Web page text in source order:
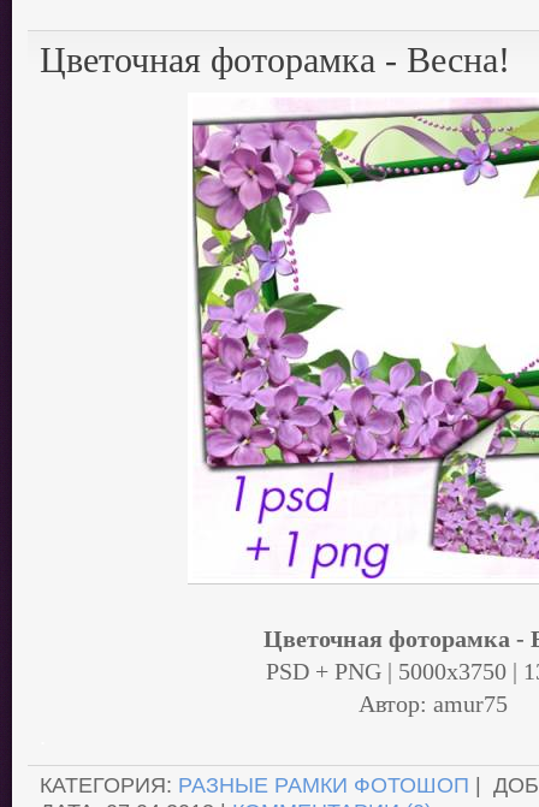
Цветочная фоторамка - Весна!
Цветочная фоторамка -
PSD + PNG | 5000x3750 |
Автор: amur75
КАТЕГОРИЯ: РАЗНЫЕ РАМКИ ФОТОШОП |